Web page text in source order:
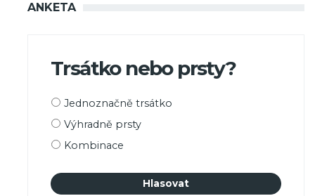
ANKETA
Trsátko nebo prsty?
Možnosti
Jednoznačně trsátko
Výhradně prsty
Kombinace